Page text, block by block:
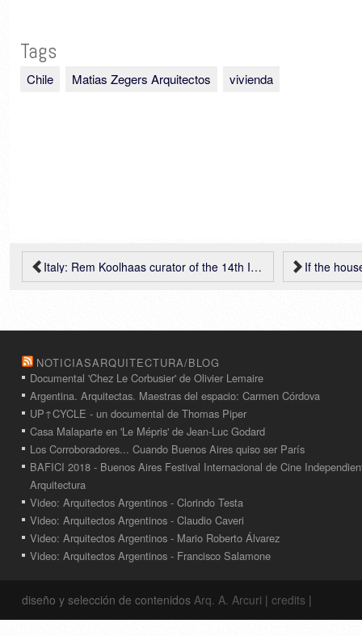
Tags
Chile Matias Zegers Arquitectos vivienda
If the house…
Italy: Rem Koolhaas curator of the 14th International Architecture Biennale in Venice
NOTICIASARQUITECTURA/BLOG
Documental 'Chez Le Corbusier' de Olivier Lemaire
Argentina. Arquitectas. Maestras del espacio: Carmen Córdova
UP↑CYCLE - un documental de Thomas Piper
Casa Malaparte en 'Le Mépris' de Jean-Luc Godard
Los Corroboradores... Cuando Buenos Aires quiso ser París
BAFICI 2018 - Buenos Aires Festival Internacional de Cine
Arquitectura
Video: Arquitectos Argentinos - Clorindo Testa
Video: Arquitectos Argentinos - Claudio Caveri
Video: Arquitectos Argentinos - Mario Roberto Álvarez
Video: Arquitectos Argentinos - Francisco Salamone
diseño y selección de contenidos Arq. A. Arcuri | credits |